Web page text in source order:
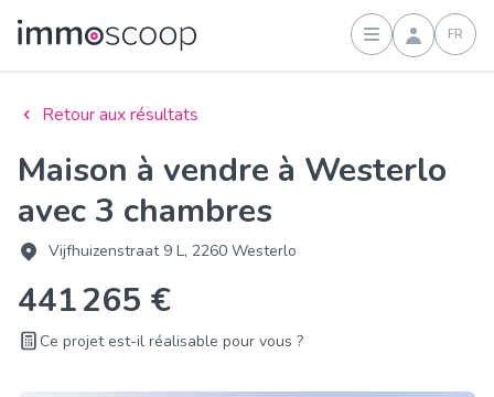
Connexion
FR
Retour aux résultats
Maison à vendre à Westerlo
avec 3 chambres
Vijfhuizenstraat 9 L, 2260 Westerlo
441 265 €
Ce projet est-il réalisable pour vous ?